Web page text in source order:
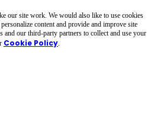
our site work. We would also like to use cookies
content and provide and improve site
our third-party partners to collect and use your
Cookie Policy.